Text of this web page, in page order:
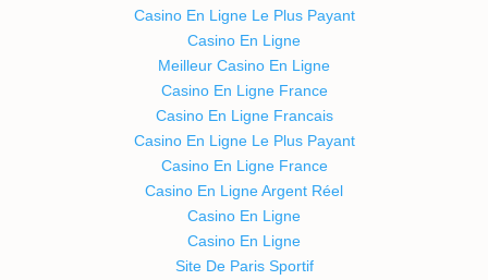
Casino En Ligne Le Plus Payant
Casino En Ligne
Meilleur Casino En Ligne
Casino En Ligne France
Casino En Ligne Francais
Casino En Ligne Le Plus Payant
Casino En Ligne France
Casino En Ligne Argent Réel
Casino En Ligne
Casino En Ligne
Site De Paris Sportif